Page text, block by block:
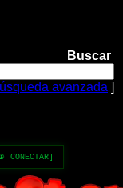
Buscar
avanzada ]
CONECTAR]